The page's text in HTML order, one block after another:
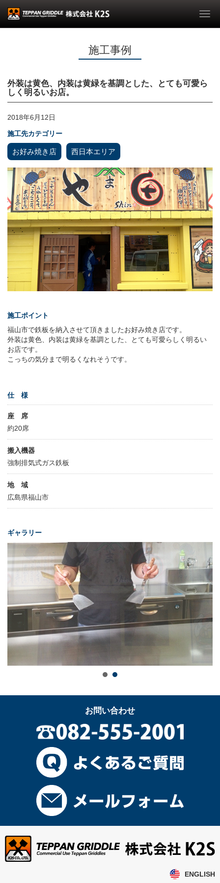
施工事例
外装は黄色、内装は黄緑を基調とした、とても可愛ら
しく明るいお店。
2018年6月12日
施工先カテゴリー
お好み焼き店 西日本エリア
施工ポイント
福山市で鉄板を納入させて頂きましたお好み焼き店です。
外装は黄色、内装は黄緑を基調とした、とても可愛らしく明るい
お店です。
こっちの気分まで明るくなれそうです。
仕 様
座 席
約20席
搬入機器
強制排気式ガス鉄板
地 域
広島県福山市
ギャラリー
お問い合わせ
ENGLISH